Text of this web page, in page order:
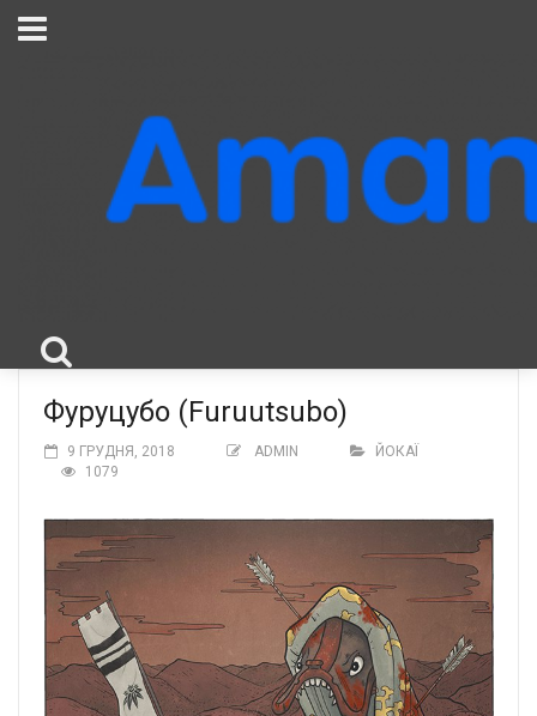
Фуруцубо (Furuutsubo)
9 ГРУДНЯ, 2018 ADMIN
ЙОКАЇ
1079